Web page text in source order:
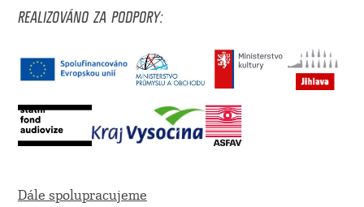
REALIZOVÁNO ZA PODPORY:
Dále spolupracujeme